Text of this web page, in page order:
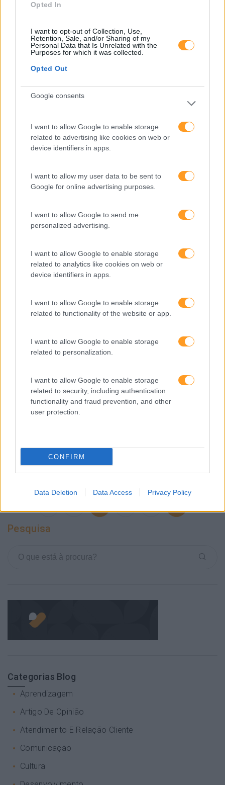
Opted In
I want to opt-out of Collection, Use,
Retention, Sale, and/or Sharing of my
Personal Data that Is Unrelated with the
Purposes for which it was collected.
Opted Out
Google consents
I want to allow Google to enable storage
related to advertising like cookies on web or
device identifiers in apps.
I want to allow my user data to be sent to
Google for online advertising purposes.
I want to allow Google to send me
personalized advertising.
I want to allow Google to enable storage
related to analytics like cookies on web or
device identifiers in apps.
I want to allow Google to enable storage
related to functionality of the website or app.
I want to allow Google to enable storage
related to personalization.
I want to allow Google to enable storage
related to security, including authentication
functionality and fraud prevention, and other
user protection.
CONFIRM
Data Deletion Data Access Privacy Policy
SUBSTITUIR O T PELO D
As empresas são um lugar de encontro? Claramente que
sim, juntam pessoas que constroem a história da
supostamente devem conhecer, experienciar e ver
refletido em todos aqueles que “habitam”…
2020 O ANO DE TODAS AS MUDANÇAS
transformação repentina que provocou no nosso modus
vivendi. Grandes mudanças aconteceram e
transformaram pessoas e empresas. A revolução
provocada pela adesão, mais ou menos imposta ao
LEIA MAIS
Pesquisa
Categorias Blog
Aprendizagem
Artigo De Opinião
Atendimento E Relação Cliente
Comunicação
Cultura